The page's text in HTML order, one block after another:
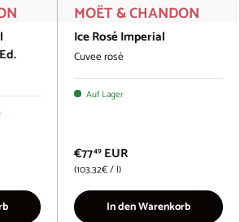
MOËT & CHANDON
Ice Rosé Imperial
Cuvee rosé
Auf Lager
€7749 EUR
Grundpreis
103.32€/l
In den Warenkorb